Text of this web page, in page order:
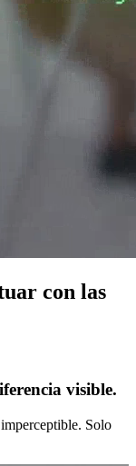
con las
visible.
Solo